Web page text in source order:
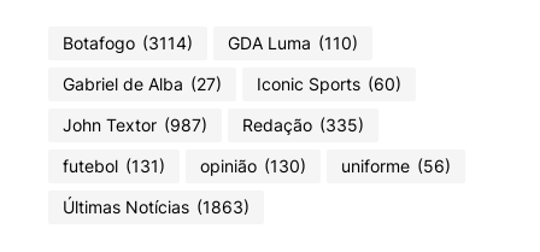
Botafogo (3114) GDA Luma (110)
Gabriel de Alba (27) Iconic Sports (60)
John Textor (987) Redação (335)
futebol (131) opinião (130) uniforme (56)
Últimas Notícias (1863)